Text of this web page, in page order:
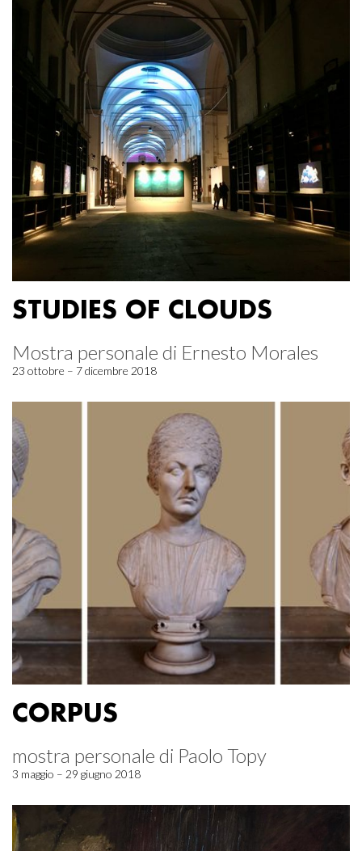
STUDIES OF CLOUDS
Mostra personale di Ernesto Morales
23 ottobre – 7 dicembre 2018
CORPUS
mostra personale di Paolo Topy
3 maggio – 29 giugno 2018